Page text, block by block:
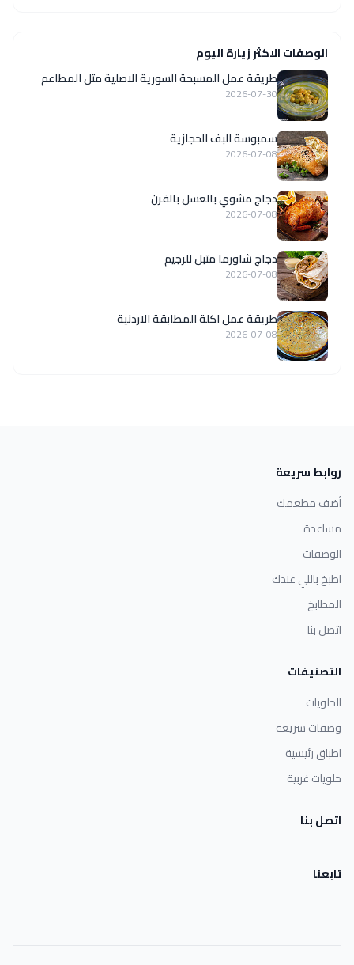
الوصفات الاكثر زيارة اليوم
‏طريقة عمل المسبحة السورية الاصلية مثل المطاعم
2026-07-30
سمبوسة البف الحجازية
2026-07-08
دجاج مشوي بالعسل بالفرن
2026-07-08
دجاج شاورما متبل للرجيم
2026-07-08
طريقة عمل اكلة المطابقة الاردنية
2026-07-08
روابط سريعة
أضف مطعمك
مساعدة
الوصفات
اطبخ باللي عندك
المطابخ
اتصل بنا
التصنيفات
الحلويات
وصفات سريعة
اطباق رئيسية
حلويات غربية
اتصل بنا
تابعنا